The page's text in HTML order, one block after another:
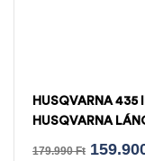
HUSQVARNA
HUSQVARNA
179.990Ft